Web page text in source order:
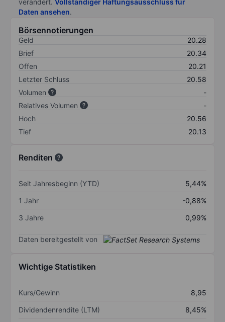
verändert. Vollständiger Haftungsausschluss für
Daten ansehen.
Börsennotierungen
Geld
20.28
Brief
20.34
Offen
20.21
Letzter Schluss
20.58
Volumen
-
Relatives Volumen
-
Hoch
20.56
Tief
20.13
Renditen
Seit Jahresbeginn (YTD)
5,44%
1 Jahr
-0,88%
3 Jahre
0,99%
Daten bereitgestellt von
Wichtige Statistiken
Kurs/Gewinn
8,95
Dividendenrendite (LTM)
8,45%